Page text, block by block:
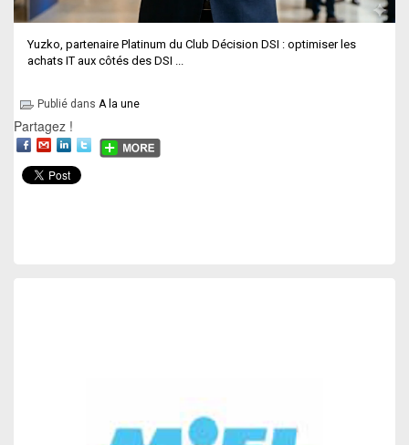
Yuzko, partenaire Platinum du Club Décision DSI : optimiser les
achats IT aux côtés des DSI ...
Publié dans A la une
Partagez !